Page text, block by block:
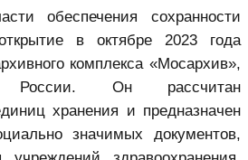
обеспечения сохранности
в октябре 2023 года
комплекса «Мосархив»,
России. Он рассчитан
хранения и предназначен
значимых документов,